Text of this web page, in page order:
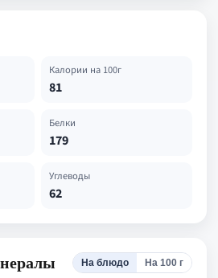
Калории на 100г
81
Белки
179
Углеводы
62
На блюдо На 100 г